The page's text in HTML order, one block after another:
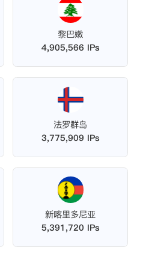
黎巴嫩
4,905,566 IPs
法罗群岛
3,775,909 IPs
新喀里多尼亚
5,391,720 IPs